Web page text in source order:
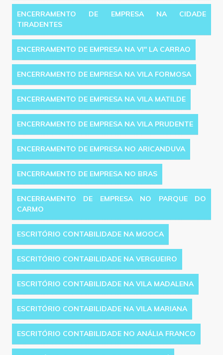
ENCERRAMENTO DE EMPRESA NA CIDADE
TIRADENTES
ENCERRAMENTO DE EMPRESA NA VI'' LA CARRAO
ENCERRAMENTO DE EMPRESA NA VILA FORMOSA
ENCERRAMENTO DE EMPRESA NA VILA MATILDE
ENCERRAMENTO DE EMPRESA NA VILA PRUDENTE
ENCERRAMENTO DE EMPRESA NO ARICANDUVA
ENCERRAMENTO DE EMPRESA NO BRAS
ENCERRAMENTO DE EMPRESA NO PARQUE DO
CARMO
ESCRITÓRIO CONTABILIDADE NA MOOCA
ESCRITÓRIO CONTABILIDADE NA VERGUEIRO
ESCRITÓRIO CONTABILIDADE NA VILA MADALENA
ESCRITÓRIO CONTABILIDADE NA VILA MARIANA
ESCRITÓRIO CONTABILIDADE NO ANÁLIA FRANCO